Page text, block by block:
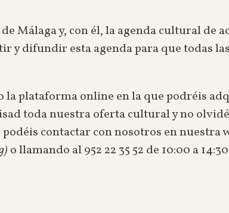
Málaga y, con él, la agenda cultural de
y difundir esta agenda para que todas
la plataforma online en la que podréis
toda nuestra oferta cultural y no
contactar con nosotros en nuestra
o llamando al 952 22 35 52 de 10:00 a 14:30